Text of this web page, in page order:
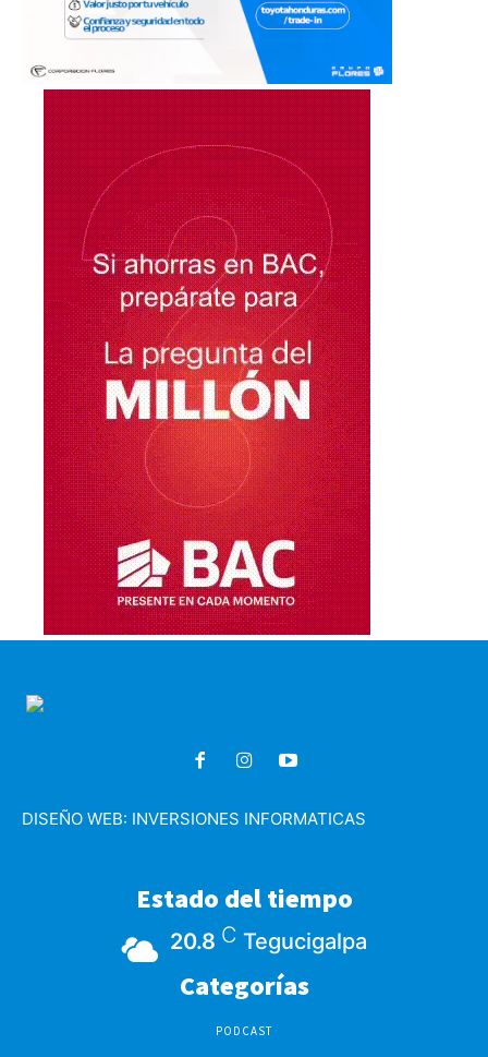
DISEÑO WEB: INVERSIONES INFORMATICAS
Estado del tiempo
20.8 C Tegucigalpa
Categorías
PODCAST